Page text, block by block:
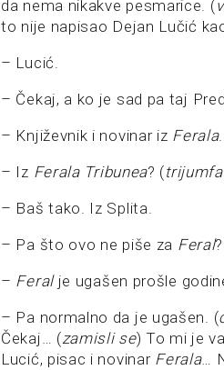
da nema nikakve pesmarice. (
to nije napisao Dejan Lučić
– Lucić.
– Čekaj, a ko je sad pa taj
– Književnik i novinar iz Ferala.
– Iz Ferala Tribunea? (
– Baš tako. Iz Splita.
– Pa što ovo ne piše za Feral
– Feralje ugašen prošle
– Pa normalno da je ugašen. (
Čekaj… (zamisli se) To mi je
Lucić, pisac i novinar Ferala…